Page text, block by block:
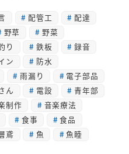
配管工
配達
野草
野菜
り 鉄板
録音
ン
防水
雨漏り
電子部品
ん 電設
青年部
制作
音楽療法
食事
食品
鳶 魚
魚睦